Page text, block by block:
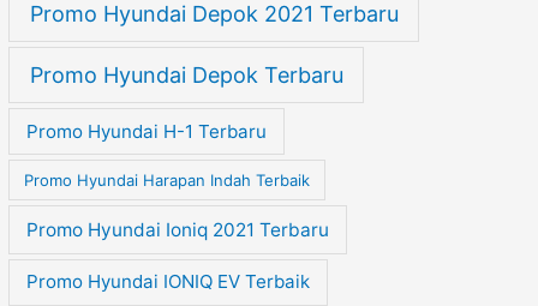
Promo Hyundai Depok 2021 Terbaru
Promo Hyundai Depok Terbaru
Promo Hyundai H-1 Terbaru
Promo Hyundai Harapan Indah Terbaik
Promo Hyundai Ioniq 2021 Terbaru
Promo Hyundai IONIQ EV Terbaik